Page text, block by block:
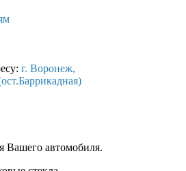
г. Воронеж,
Вашего автомобиля.